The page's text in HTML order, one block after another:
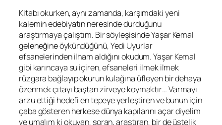
Kitabı okurken, aynı zamanda, karşımdaki yeni
kalemin edebiyatın neresinde durduğunu
araştırmaya çalıştım. Bir söyleşisindeYaşar Kemal
geleneğine öykündüğünü,Yedi Uyurlar
efsanelerinden ilham aldığını okudum.Yaşar Kemal
gibi karıncaya su içiren, efsaneleri ilmek ilmek
rüzgara bağlayıp okurun kulağına üfleyen bir dehaya
özenmek çıtayı baştan zirveye koymaktır… Varmayı
arzu ettiği hedefi en tepeye yerleştiren ve bunun için
çaba gösteren herkese dünya kapılarını açar diyelim
ve umalım ki okuyan, soran, araştıran, bir de üstelik